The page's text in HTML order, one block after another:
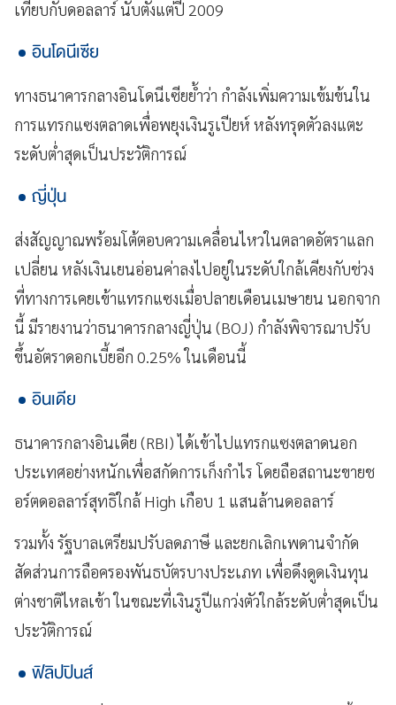
เทียบกับดอลลาร์ นับตั้งแต่ปี 2009
อินโดนีเซีย
ทางธนาคารกลางอินโดนีเซียย้ำว่า กำลังเพิ่มความเข้มข้นใน
การแทรกแซงตลาดเพื่อพยุงเงินรูเปียห์ หลังทรุดตัวลงแตะ
ระดับต่ำสุดเป็นประวัติการณ์
ญี่ปุ่น
ส่งสัญญาณพร้อมโต้ตอบความเคลื่อนไหวในตลาดอัตราแลก
เปลี่ยน หลังเงินเยนอ่อนค่าลงไปอยู่ในระดับใกล้เคียงกับช่วง
ที่ทางการเคยเข้าแทรกแซงเมื่อปลายเดือนเมษายน นอกจาก
นี้ มีรายงานว่าธนาคารกลางญี่ปุ่น (BOJ) กำลังพิจารณาปรับ
ขึ้นอัตราดอกเบี้ยอีก 0.25% ในเดือนนี้
อินเดีย
ธนาคารกลางอินเดีย (RBI) ได้เข้าไปแทรกแซงตลาดนอก
ประเทศอย่างหนักเพื่อสกัดการเก็งกำไร โดยถือสถานะขายช
อร์ตดอลลาร์สุทธิใกล้ High เกือบ 1 แสนล้านดอลลาร์
รวมทั้ง รัฐบาลเตรียมปรับลดภาษี และยกเลิกเพดานจำกัด
สัดส่วนการถือครองพันธบัตรบางประเภท เพื่อดึงดูดเงินทุน
ต่างชาติไหลเข้า ในขณะที่เงินรูปีแกว่งตัวใกล้ระดับต่ำสุดเป็น
ประวัติการณ์
ฟิลิปปินส์